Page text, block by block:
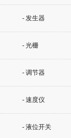
- 发生器
- 光栅
- 调节器
- 速度仪
- 液位开关